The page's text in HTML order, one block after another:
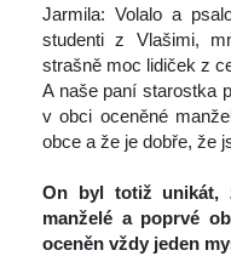
Jarmila: Volalo a
tudenti z Vlašimi,
trašně moc lidiček z
A naše paní starostka
v obci oceněné
obce a že je dobře, že
On byl totiž unikát,
manželé a poprvé
oceněn vždy jeden